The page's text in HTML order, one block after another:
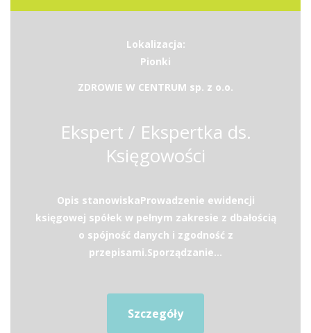
Lokalizacja:
Pionki
ZDROWIE W CENTRUM sp. z o.o.
Ekspert / Ekspertka ds.
Księgowości
Opis stanowiskaProwadzenie ewidencji
księgowej spółek w pełnym zakresie z dbałością
o spójność danych i zgodność z
przepisami.Sporządzanie...
Szczegóły